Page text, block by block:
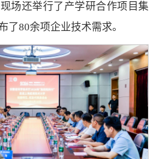
场还举行了产学研合作项目集
了80余项企业技术需求。